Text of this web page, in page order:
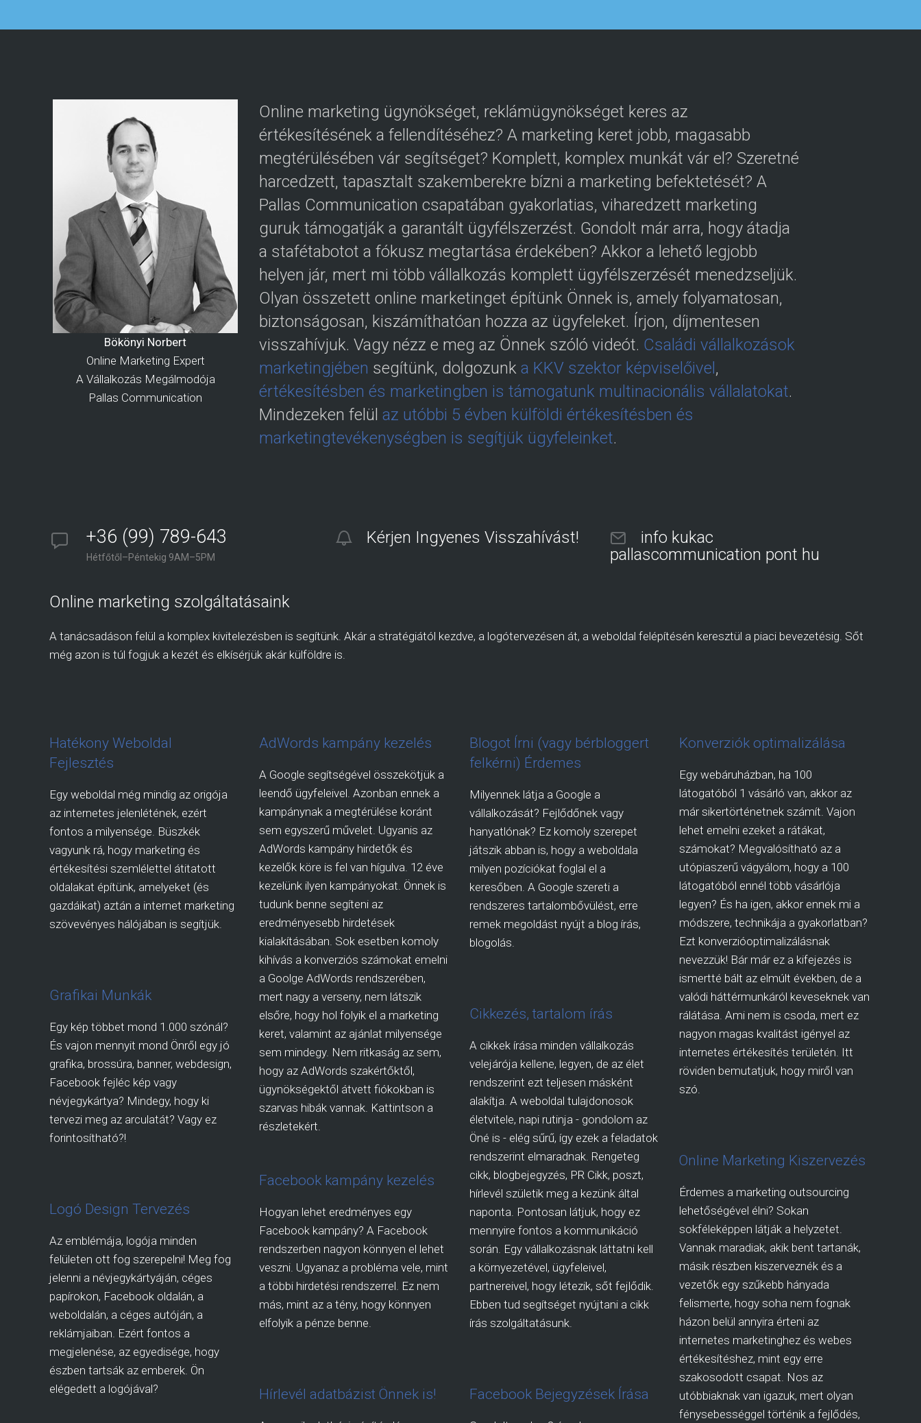
Bökönyi Norbert
Online Marketing Expert
A Vállalkozás Megálmodója
Pallas Communication
Online marketing ügynökséget, reklámügynökséget keres az
értékesítésének a fellendítéséhez? A marketing keret jobb, magasabb
megtérülésében vár segítséget? Komplett, komplex munkát vár el? Szeretné
harcedzett, tapasztalt szakemberekre bízni a marketing befektetését? A
Pallas Communication csapatában gyakorlatias, viharedzett marketing
guruk támogatják a garantált ügyfélszerzést. Gondolt már arra, hogy átadja
a stafétabotot a fókusz megtartása érdekében? Akkor a lehető legjobb
helyen jár, mert mi több vállalkozás komplett ügyfélszerzését menedzseljük.
Olyan összetett online marketinget építünk Önnek is, amely folyamatosan,
biztonságosan, kiszámíthatóan hozza az ügyfeleket. Írjon, díjmentesen
visszahívjuk. Vagy nézz e meg az Önnek szóló videót. Családi vállalkozások
marketingjében segítünk, dolgozunka KKV szektor képviselőivel,
értékesítésben és marketingben is támogatunk multinacionális vállalatokat.
Mindezeken felülaz utóbbi 5 évben külföldi értékesítésben és
marketingtevékenységben is segítjük ügyfeleinket.
+36 (99) 789-643
Hétfőtől–Péntekig 9AM–5PM
Kérjen Ingyenes Visszahívást!
info kukac
pallascommunication pont hu
Online marketing szolgáltatásaink
A tanácsadáson felül a komplex kivitelezésben is segítünk. Akár a stratégiától kezdve, a logótervezésen át, a weboldal felépítésén keresztül a piaci bevezetésig. Sőt
még azon is túl fogjuk a kezét és elkísérjük akár külföldre is.
Hatékony Weboldal
Fejlesztés
Egy weboldal még mindig az origója
az internetes jelenlétének, ezért
fontos a milyensége. Büszkék
vagyunk rá, hogy marketing és
értékesítési szemlélettel átitatott
oldalakat építünk, amelyeket (és
gazdáikat) aztán a internet marketing
szövevényes hálójában is segítjük.
Grafikai Munkák
Egy kép többet mond 1.000 szónál?
És vajon mennyit mond Önről egy jó
grafika, brossúra, banner, webdesign,
Facebook fejléc kép vagy
névjegykártya? Mindegy, hogy ki
tervezi meg az arculatát? Vagy ez
forintosítható?!
Logó Design Tervezés
Az emblémája, logója minden
felületen ott fog szerepelni! Meg fog
jelenni a névjegykártyáján, céges
papírokon, Facebook oldalán, a
weboldalán, a céges autóján, a
reklámjaiban. Ezért fontos a
megjelenése, az egyedisége, hogy
észben tartsák az emberek. Ön
elégedett a logójával?
AdWords kampány kezelés
A Google segítségével összekötjük a
leendő ügyfeleivel. Azonban ennek a
kampánynak a megtérülése koránt
sem egyszerű művelet. Ugyanis az
AdWords kampány hirdetők és
kezelők köre is fel van hígulva. 12 éve
kezelünk ilyen kampányokat. Önnek is
tudunk benne segíteni az
eredményesebb hirdetések
kialakításában. Sok esetben komoly
kihívás a konverziós számokat emelni
a Goolge AdWords rendszerében,
mert nagy a verseny, nem látszik
elsőre, hogy hol folyik el a marketing
keret, valamint az ajánlat milyensége
sem mindegy. Nem ritkaság az sem,
hogy az AdWords szakértőktől,
ügynökségektől átvett fiókokban is
szarvas hibák vannak. Kattintson a
részletekért.
Facebook kampány kezelés
Hogyan lehet eredményes egy
Facebook kampány? A Facebook
rendszerben nagyon könnyen el lehet
veszni. Ugyanaz a probléma vele, mint
a többi hirdetési rendszerrel. Ez nem
más, mint az a tény, hogy könnyen
elfolyik a pénze benne.
Hírlevél adatbázist Önnek is!
Blogot Írni (vagy bérbloggert
felkérni) Érdemes
Milyennek látja a Google a
vállalkozását? Fejlődőnek vagy
hanyatlónak? Ez komoly szerepet
játszik abban is, hogy a weboldala
milyen pozíciókat foglal el a
keresőben. A Google szereti a
rendszeres tartalombővülést, erre
remek megoldást nyújt a blog írás,
blogolás.
Cikkezés, tartalom írás
A cikkek írása minden vállalkozás
velejárója kellene, legyen, de az élet
rendszerint ezt teljesen másként
alakítja. A weboldal tulajdonosok
életvitele, napi rutinja - gondolom az
Öné is - elég sűrű, így ezek a feladatok
rendszerint elmaradnak. Rengeteg
cikk, blogbejegyzés, PR Cikk, poszt,
hírlevél születik meg a kezünk által
naponta. Pontosan látjuk, hogy ez
mennyire fontos a kommunikáció
során. Egy vállalkozásnak láttatni kell
a környezetével, ügyfeleivel,
partnereivel, hogy létezik, sőt fejlődik.
Ebben tud segítséget nyújtani a cikk
írás szolgáltatásunk.
Facebook Bejegyzések Írása
Konverziók optimalizálása
Egy webáruházban, ha 100
látogatóból 1 vásárló van, akkor az
már sikertörténetnek számít. Vajon
lehet emelni ezeket a rátákat,
számokat? Megvalósítható az a
utópiaszerű vágyálom, hogy a 100
látogatóból ennél több vásárlója
legyen? És ha igen, akkor ennek mi a
módszere, technikája a gyakorlatban?
Ezt konverzióoptimalizálásnak
nevezzük! Bár már ez a kifejezés is
ismertté bált az elmúlt években, de a
valódi háttérmunkáról keveseknek van
rálátása. Ami nem is csoda, mert ez
nagyon magas kvalitást igényel az
internetes értékesítés területén. Itt
röviden bemutatjuk, hogy miről van
szó.
Online Marketing Kiszervezés
Érdemes a marketing outsourcing
lehetőségével élni? Sokan
sokféleképpen látják a helyzetet.
Vannak maradiak, akik bent tartanák,
másik részben kiszerveznék és a
vezetők egy szűkebb hányada
felismerte, hogy soha nem fognak
házon belül annyira érteni az
internetes marketinghez és webes
értékesítéshez, mint egy erre
szakosodott csapat. Nos az
utóbbiaknak van igazuk, mert olyan
fénysebességgel történik a fejlődés,